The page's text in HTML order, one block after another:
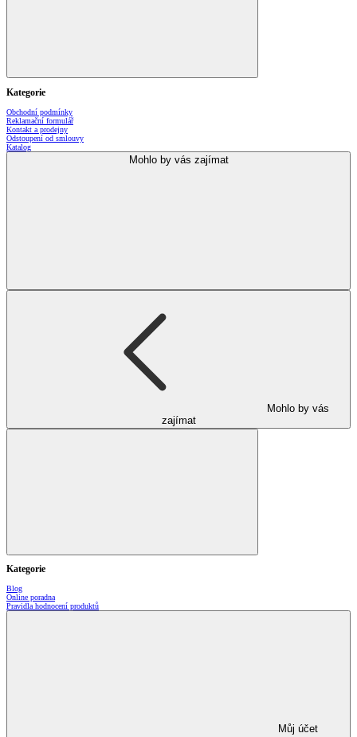
Kategorie
Obchodní podmínky
Reklamační formulář
Kontakt a prodejny
Odstoupení od smlouvy
Katalog
Mohlo by vás zajímat
Mohlo by vás
zajímat
Kategorie
Blog
Online poradna
Pravidla hodnocení produktů
Můj účet